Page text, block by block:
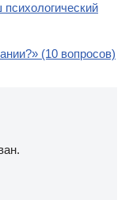
(10 вопросов)